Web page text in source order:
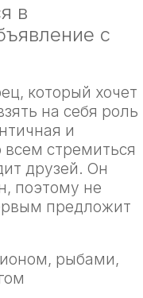
в
с
который хочет
на себя роль
и
стремиться
друзей. Он
поэтому не
предложит
рыбами,